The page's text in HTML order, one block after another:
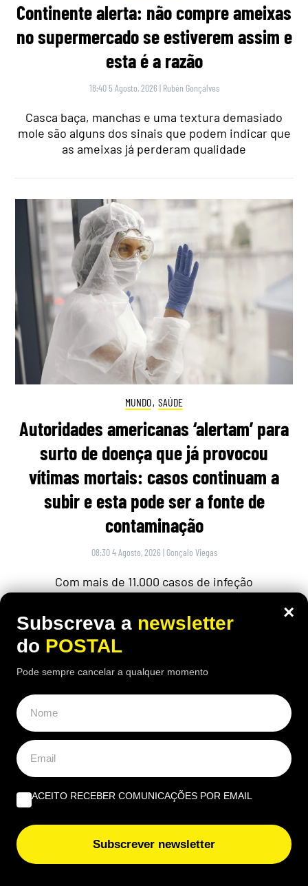
Continente alerta: não compre ameixas
no supermercado se estiverem assim e
esta é a razão
18:40 5 Agosto, 2026 | Rubén Gonçalves
Casca baça, manchas e uma textura demasiado
mole são alguns dos sinais que podem indicar que
as ameixas já perderam qualidade
MUNDO, SAÚDE
Autoridades americanas ‘alertam’ para
surto de doença que já provocou
vítimas mortais: casos continuam a
subir e esta pode ser a fonte de
contaminação
08:30 4 Agosto, 2026 | Gonçalo Viegas
Com mais de 11.000 casos de infeção
contabilizados, esta doença intestinal está a gerar
algum pânico em diversos estados americanos
ECONOMIA,EUROPA
×
Subscreva a newsletter
do POSTAL
Pode sempre cancelar a qualquer momento
ACEITO RECEBER COMUNICAÇÕES POR EMAIL
Subscrever newsletter